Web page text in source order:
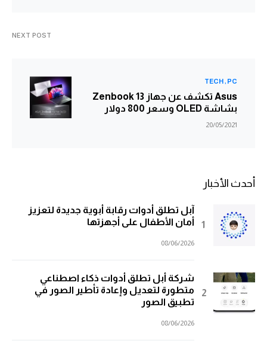
NEXT POST
PC
TECH
Asus تكشف عن جهاز Zenbook 13
بشاشة OLED وسعر 800 دولار
20/05/2021
أحدث الأخبار
آبل تطلق أدوات رقابة أبوية جديدة لتعزيز
أمان الأطفال على أجهزتها
08/06/2026
شركة أبل تطلق أدوات ذكاء اصطناعي
متطورة لتعديل وإعادة تأطير الصور في
تطبيق الصور
08/06/2026